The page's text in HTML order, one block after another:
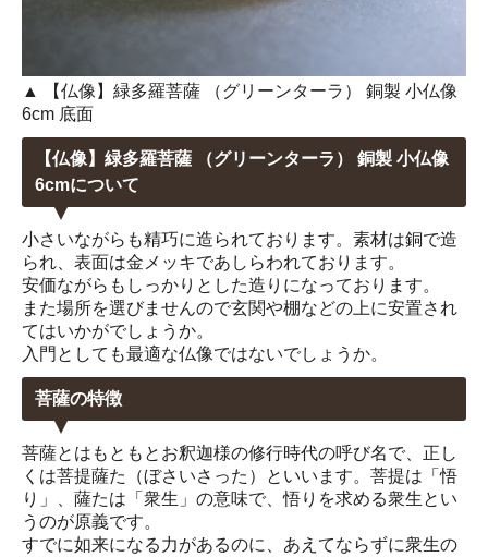
▲ 【仏像】緑多羅菩薩 （グリーンターラ） 銅製 小仏像
6cm 底面
【仏像】緑多羅菩薩 （グリーンターラ） 銅製 小仏像
6cmについて
小さいながらも精巧に造られております。素材は銅で造
られ、表面は金メッキであしらわれております。
安価ながらもしっかりとした造りになっております。
また場所を選びませんので玄関や棚などの上に安置され
てはいかがでしょうか。
入門としても最適な仏像ではないでしょうか。
菩薩の特徴
菩薩とはもともとお釈迦様の修行時代の呼び名で、正し
くは菩提薩た（ぼさいさった）といいます。菩提は「悟
り」、薩たは「衆生」の意味で、悟りを求める衆生とい
うのが原義です。
すでに如来になる力があるのに、あえてならずに衆生の